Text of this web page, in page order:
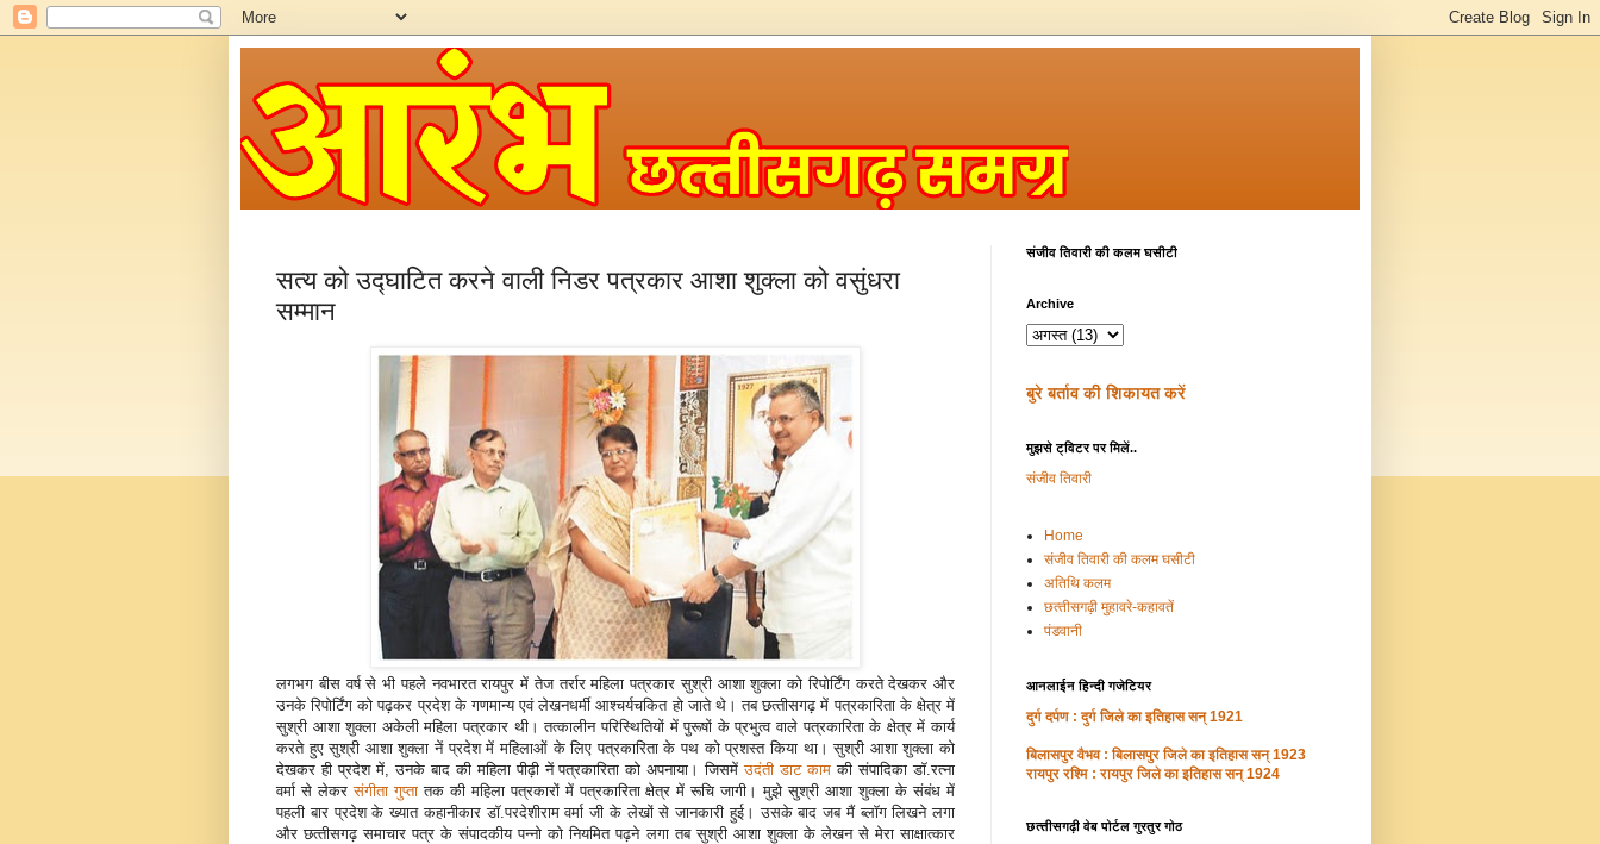
सत्य को उद्घाटित करने वाली निडर पत्रकार आशा शुक्‍ला को वसुंधरा
सम्मान
लगभग बीस वर्ष से भी पहले नवभारत रायपुर में तेज तर्रार महिला पत्रकार सुश्री आशा शुक्‍ला को रिपोर्टिंग करते देखकर और
उनके रिपोर्टिंग को पढ़कर प्रदेश के गणमान्‍य एवं लेखनधर्मी आश्‍चर्यचकित हो जाते थे। तब छत्‍तीसगढ़ में पत्रकारिता के क्षेत्र में
सुश्री आशा शुक्‍ला अकेली महिला पत्रकार थी। तत्‍कालीन परिस्थितियों में पुरूषों के प्रभुत्‍व वाले पत्रकारिता के क्षेत्र में कार्य
करते हुए सुश्री आशा शुक्‍ला नें प्रदेश में महिलाओं के लिए पत्रकारिता के पथ को प्रशस्‍त किया था। सुश्री आशा शुक्‍ला को
देखकर ही प्रदेश में, उनके बाद की महिला पीढ़ी नें पत्रकारिता को अपनाया। जिसमेंउदंती डाट काम की संपादिका डॉ.रत्‍ना
वर्मा से लेकरसंगीता गुप्‍तातक की महिला पत्रकारों में पत्रकारिता क्षेत्र में रूचि जागी। मुझे सुश्री आशा शुक्‍ला के संबंध में
पहली बार प्रदेश के ख्‍यात कहानीकार डॉ.परदेशीराम वर्मा जी के लेखों से जानकारी हुई। उसके बाद जब मैं ब्‍लॉग लिखने लगा
और छत्‍तीसगढ़ समाचार पत्र के संपादकीय पन्‍नो को नियमित पढ़ने लगा तब सुश्री आशा शुक्‍ला के लेखन से मेरा साक्षात्‍कार
संजीव तिवारी की कलम घसीटी
Archive
बुरे बर्ताव की शिकायत करें
मुझसे ट्विटर पर मिलें..
संजीव तिवारी
Home
संजीव तिवारी की कलम घसीटी
अतिथि कलम
छत्‍तीसगढ़ी मुहावरे-कहावतें
पंडवानी
आनलाईन हिन्‍दी गजेटियर
दुर्ग दर्पण : दुर्ग जिले का इतिहास सन् 1921
बिलासपुर वैभव : बिलासपुर जिले का इतिहास सन् 1923
रायपुर रश्मि : रायपुर जिले का इतिहास सन् 1924
छत्‍तीसगढ़ी वेब पोर्टल गुरतुर गोठ